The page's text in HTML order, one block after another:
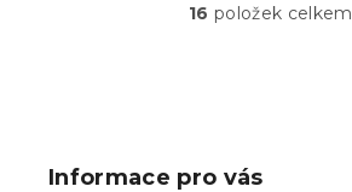
O
16 položek celkem
Informace pro vás